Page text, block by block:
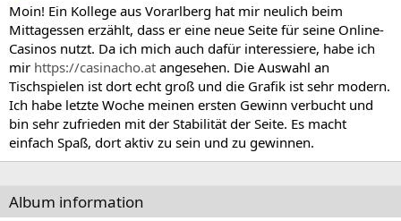
Moin! Ein Kollege aus Vorarlberg hat mir neulich beim
Mittagessen erzählt, dass er eine neue Seite für seine Online-
Casinos nutzt. Da ich mich auch dafür interessiere, habe ich
mir https://casinacho.at angesehen. Die Auswahl an
Tischspielen ist dort echt groß und die Grafik ist sehr modern.
Ich habe letzte Woche meinen ersten Gewinn verbucht und
bin sehr zufrieden mit der Stabilität der Seite. Es macht
einfach Spaß, dort aktiv zu sein und zu gewinnen.
Album information